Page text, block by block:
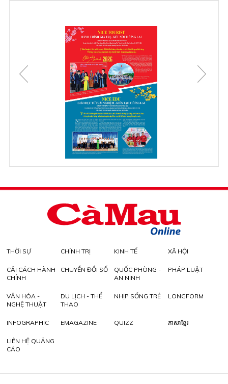
THỜI SỰ CHÍNH TRỊ KINH TẾ XÃ HỘI
CẢI CÁCH HÀNH
CHÍNH
CHUYỂN ĐỔI SỐ
QUỐC PHÒNG -
AN NINH
PHÁP LUẬT
VĂN HÓA -
NGHỆ THUẬT
DU LỊCH - THỂ
THAO
NHỊP SỐNG TRẺ LONGFORM
INFOGRAPHIC EMAGAZINE QUIZZ ភាសាខ្មែរ
LIÊN HỆ QUẢNG
CÁO